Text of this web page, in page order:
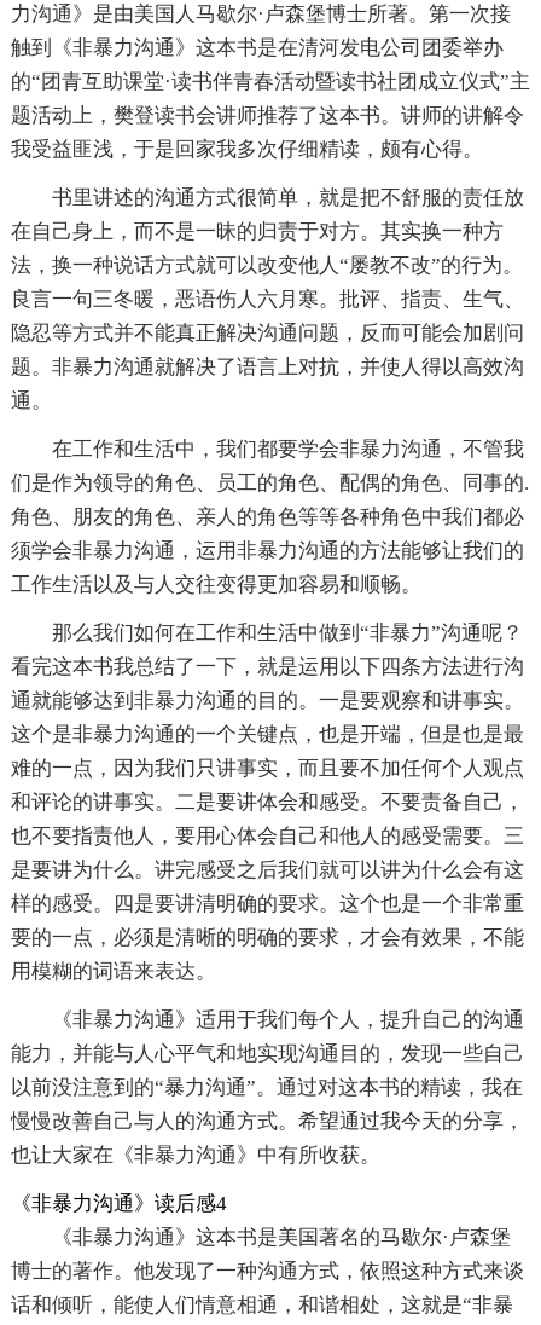
力沟通》是由美国人马歇尔·卢森堡博士所著。第一次接
触到《非暴力沟通》这本书是在清河发电公司团委举办
的“团青互助课堂·读书伴青春活动暨读书社团成立仪式”主
题活动上，樊登读书会讲师推荐了这本书。讲师的讲解令
我受益匪浅，于是回家我多次仔细精读，颇有心得。
书里讲述的沟通方式很简单，就是把不舒服的责任放
在自己身上，而不是一昧的归责于对方。其实换一种方
法，换一种说话方式就可以改变他人“屡教不改”的行为。
良言一句三冬暖，恶语伤人六月寒。批评、指责、生气、
隐忍等方式并不能真正解决沟通问题，反而可能会加剧问
题。非暴力沟通就解决了语言上对抗，并使人得以高效沟
通。
在工作和生活中，我们都要学会非暴力沟通，不管我
们是作为领导的角色、员工的角色、配偶的角色、同事的.
角色、朋友的角色、亲人的角色等等各种角色中我们都必
须学会非暴力沟通，运用非暴力沟通的方法能够让我们的
工作生活以及与人交往变得更加容易和顺畅。
那么我们如何在工作和生活中做到“非暴力”沟通呢？
看完这本书我总结了一下，就是运用以下四条方法进行沟
通就能够达到非暴力沟通的目的。一是要观察和讲事实。
这个是非暴力沟通的一个关键点，也是开端，但是也是最
难的一点，因为我们只讲事实，而且要不加任何个人观点
和评论的讲事实。二是要讲体会和感受。不要责备自己，
也不要指责他人，要用心体会自己和他人的感受需要。三
是要讲为什么。讲完感受之后我们就可以讲为什么会有这
样的感受。四是要讲清明确的要求。这个也是一个非常重
要的一点，必须是清晰的明确的要求，才会有效果，不能
用模糊的词语来表达。
《非暴力沟通》适用于我们每个人，提升自己的沟通
能力，并能与人心平气和地实现沟通目的，发现一些自己
以前没注意到的“暴力沟通”。通过对这本书的精读，我在
慢慢改善自己与人的沟通方式。希望通过我今天的分享，
也让大家在《非暴力沟通》中有所收获。
《非暴力沟通》读后感4
《非暴力沟通》这本书是美国著名的马歇尔·卢森堡
博士的著作。他发现了一种沟通方式，依照这种方式来谈
话和倾听，能使人们情意相通，和谐相处，这就是“非暴